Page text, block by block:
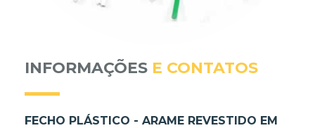
INFORMAÇÕES E CONTATOS
FECHO PLÁSTICO - ARAME REVESTIDO EM